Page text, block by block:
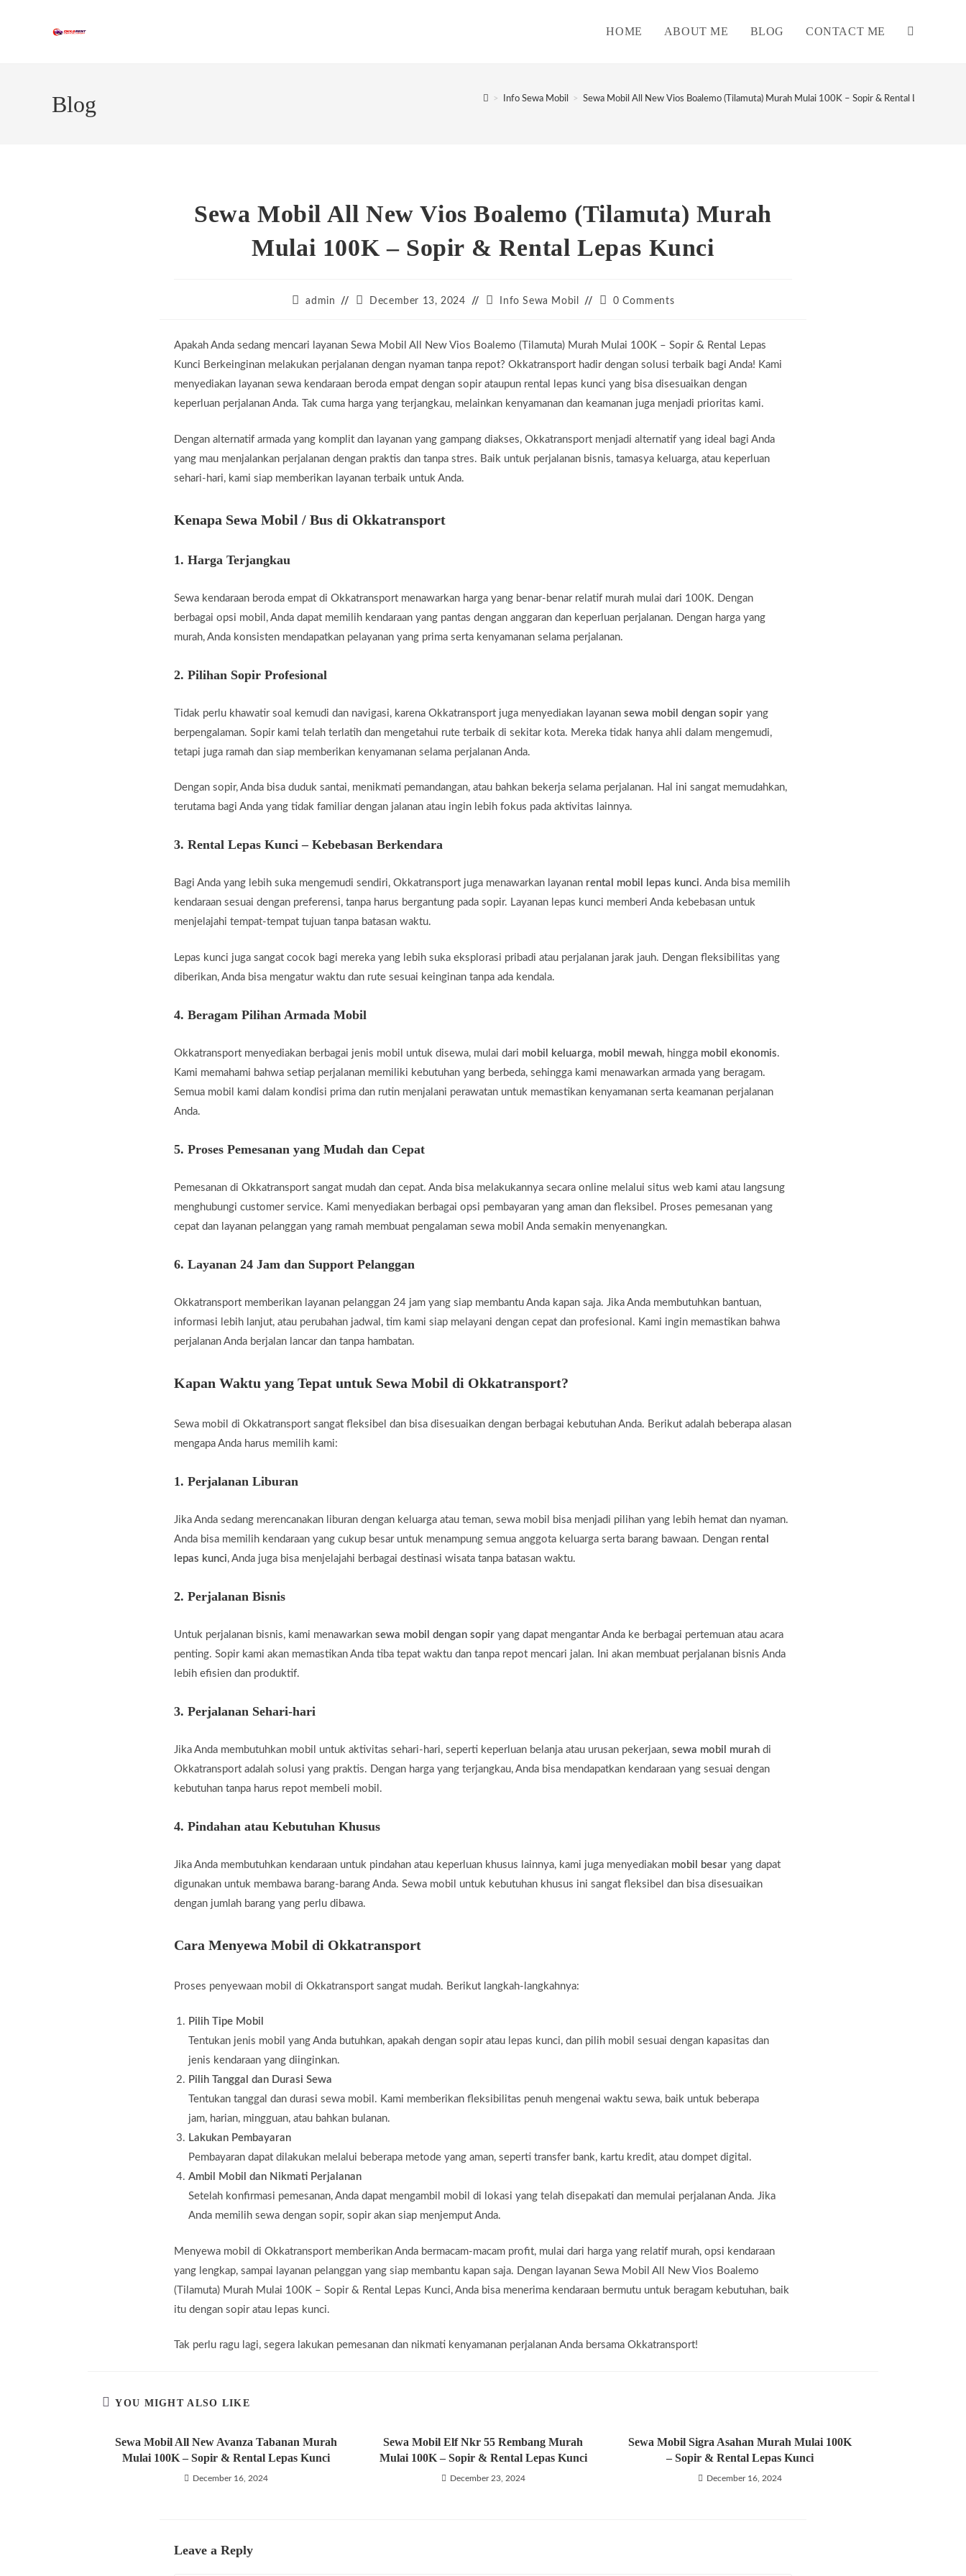
HOME ABOUT ME BLOG CONTACT ME
WEBSITE
Blog > Info Sewa Mobil > Sewa Mobil All New Vios Boalemo (Tilamuta) Murah Mulai 100K – Sopir & Rental Lepas Kunci
Sewa Mobil All New Vios Boalemo (Tilamuta) Murah
Mulai 100K – Sopir & Rental Lepas Kunci
Postadmin
PostDecember 13, 2024
PostInfo Sewa Mobil
Post0 Comments
Apakah Anda sedang mencari layanan Sewa Mobil All New Vios Boalemo (Tilamuta) Murah Mulai 100K – Sopir & Rental Lepas
Kunci Berkeinginan melakukan perjalanan dengan nyaman tanpa repot? Okkatransport hadir dengan solusi terbaik bagi Anda! Kami
menyediakan layanan sewa kendaraan beroda empat dengan sopir ataupun rental lepas kunci yang bisa disesuaikan dengan
keperluan perjalanan Anda. Tak cuma harga yang terjangkau, melainkan kenyamanan dan keamanan juga menjadi prioritas kami.
Dengan alternatif armada yang komplit dan layanan yang gampang diakses, Okkatransport menjadi alternatif yang ideal bagi Anda
yang mau menjalankan perjalanan dengan praktis dan tanpa stres. Baik untuk perjalanan bisnis, tamasya keluarga, atau keperluan
sehari-hari, kami siap memberikan layanan terbaik untuk Anda.
Kenapa Sewa Mobil / Bus di Okkatransport
1. Harga Terjangkau
Sewa kendaraan beroda empat di Okkatransport menawarkan harga yang benar-benar relatif murah mulai dari 100K. Dengan
berbagai opsi mobil, Anda dapat memilih kendaraan yang pantas dengan anggaran dan keperluan perjalanan. Dengan harga yang
murah, Anda konsisten mendapatkan pelayanan yang prima serta kenyamanan selama perjalanan.
2. Pilihan Sopir Profesional
Tidak perlu khawatir soal kemudi dan navigasi, karena Okkatransport juga menyediakan layanan sewa mobil dengan sopir yang
berpengalaman. Sopir kami telah terlatih dan mengetahui rute terbaik di sekitar kota. Mereka tidak hanya ahli dalam mengemudi,
tetapi juga ramah dan siap memberikan kenyamanan selama perjalanan Anda.
Dengan sopir, Anda bisa duduk santai, menikmati pemandangan, atau bahkan bekerja selama perjalanan. Hal ini sangat memudahkan,
terutama bagi Anda yang tidak familiar dengan jalanan atau ingin lebih fokus pada aktivitas lainnya.
3. Rental Lepas Kunci – Kebebasan Berkendara
Bagi Anda yang lebih suka mengemudi sendiri, Okkatransport juga menawarkan layanan rental mobil lepas kunci. Anda bisa memilih
kendaraan sesuai dengan preferensi, tanpa harus bergantung pada sopir. Layanan lepas kunci memberi Anda kebebasan untuk
menjelajahi tempat-tempat tujuan tanpa batasan waktu.
Lepas kunci juga sangat cocok bagi mereka yang lebih suka eksplorasi pribadi atau perjalanan jarak jauh. Dengan fleksibilitas yang
diberikan, Anda bisa mengatur waktu dan rute sesuai keinginan tanpa ada kendala.
4. Beragam Pilihan Armada Mobil
Okkatransport menyediakan berbagai jenis mobil untuk disewa, mulai dari mobil keluarga, mobil mewah, hingga mobil ekonomis.
Kami memahami bahwa setiap perjalanan memiliki kebutuhan yang berbeda, sehingga kami menawarkan armada yang beragam.
Semua mobil kami dalam kondisi prima dan rutin menjalani perawatan untuk memastikan kenyamanan serta keamanan perjalanan
Anda.
5. Proses Pemesanan yang Mudah dan Cepat
Pemesanan di Okkatransport sangat mudah dan cepat. Anda bisa melakukannya secara online melalui situs web kami atau langsung
menghubungi customer service. Kami menyediakan berbagai opsi pembayaran yang aman dan fleksibel. Proses pemesanan yang
cepat dan layanan pelanggan yang ramah membuat pengalaman sewa mobil Anda semakin menyenangkan.
6. Layanan 24 Jam dan Support Pelanggan
Okkatransport memberikan layanan pelanggan 24 jam yang siap membantu Anda kapan saja. Jika Anda membutuhkan bantuan,
informasi lebih lanjut, atau perubahan jadwal, tim kami siap melayani dengan cepat dan profesional. Kami ingin memastikan bahwa
perjalanan Anda berjalan lancar dan tanpa hambatan.
Kapan Waktu yang Tepat untuk Sewa Mobil di Okkatransport?
Sewa mobil di Okkatransport sangat fleksibel dan bisa disesuaikan dengan berbagai kebutuhan Anda. Berikut adalah beberapa alasan
mengapa Anda harus memilih kami:
1. Perjalanan Liburan
Jika Anda sedang merencanakan liburan dengan keluarga atau teman, sewa mobil bisa menjadi pilihan yang lebih hemat dan nyaman.
Anda bisa memilih kendaraan yang cukup besar untuk menampung semua anggota keluarga serta barang bawaan. Dengan rental
lepas kunci, Anda juga bisa menjelajahi berbagai destinasi wisata tanpa batasan waktu.
2. Perjalanan Bisnis
Untuk perjalanan bisnis, kami menawarkan sewa mobil dengan sopir yang dapat mengantar Anda ke berbagai pertemuan atau acara
penting. Sopir kami akan memastikan Anda tiba tepat waktu dan tanpa repot mencari jalan. Ini akan membuat perjalanan bisnis Anda
lebih efisien dan produktif.
3. Perjalanan Sehari-hari
Jika Anda membutuhkan mobil untuk aktivitas sehari-hari, seperti keperluan belanja atau urusan pekerjaan, sewa mobil murah di
Okkatransport adalah solusi yang praktis. Dengan harga yang terjangkau, Anda bisa mendapatkan kendaraan yang sesuai dengan
kebutuhan tanpa harus repot membeli mobil.
4. Pindahan atau Kebutuhan Khusus
Jika Anda membutuhkan kendaraan untuk pindahan atau keperluan khusus lainnya, kami juga menyediakan mobil besar yang dapat
digunakan untuk membawa barang-barang Anda. Sewa mobil untuk kebutuhan khusus ini sangat fleksibel dan bisa disesuaikan
dengan jumlah barang yang perlu dibawa.
Cara Menyewa Mobil di Okkatransport
Proses penyewaan mobil di Okkatransport sangat mudah. Berikut langkah-langkahnya:
Pilih Tipe Mobil
Tentukan jenis mobil yang Anda butuhkan, apakah dengan sopir atau lepas kunci, dan pilih mobil sesuai dengan kapasitas dan
jenis kendaraan yang diinginkan.
Pilih Tanggal dan Durasi Sewa
Tentukan tanggal dan durasi sewa mobil. Kami memberikan fleksibilitas penuh mengenai waktu sewa, baik untuk beberapa
jam, harian, mingguan, atau bahkan bulanan.
Lakukan Pembayaran
Pembayaran dapat dilakukan melalui beberapa metode yang aman, seperti transfer bank, kartu kredit, atau dompet digital.
Ambil Mobil dan Nikmati Perjalanan
Setelah konfirmasi pemesanan, Anda dapat mengambil mobil di lokasi yang telah disepakati dan memulai perjalanan Anda. Jika
Anda memilih sewa dengan sopir, sopir akan siap menjemput Anda.
Menyewa mobil di Okkatransport memberikan Anda bermacam-macam profit, mulai dari harga yang relatif murah, opsi kendaraan
yang lengkap, sampai layanan pelanggan yang siap membantu kapan saja. Dengan layanan Sewa Mobil All New Vios Boalemo
(Tilamuta) Murah Mulai 100K – Sopir & Rental Lepas Kunci, Anda bisa menerima kendaraan bermutu untuk beragam kebutuhan, baik
itu dengan sopir atau lepas kunci.
Tak perlu ragu lagi, segera lakukan pemesanan dan nikmati kenyamanan perjalanan Anda bersama Okkatransport!
YOU MIGHT ALSO LIKE
Sewa Mobil All New Avanza Tabanan Murah
Mulai 100K – Sopir & Rental Lepas Kunci
December 16, 2024
Sewa Mobil Elf Nkr 55 Rembang Murah
Mulai 100K – Sopir & Rental Lepas Kunci
December 23, 2024
Sewa Mobil Sigra Asahan Murah Mulai 100K
– Sopir & Rental Lepas Kunci
December 16, 2024
Leave a Reply